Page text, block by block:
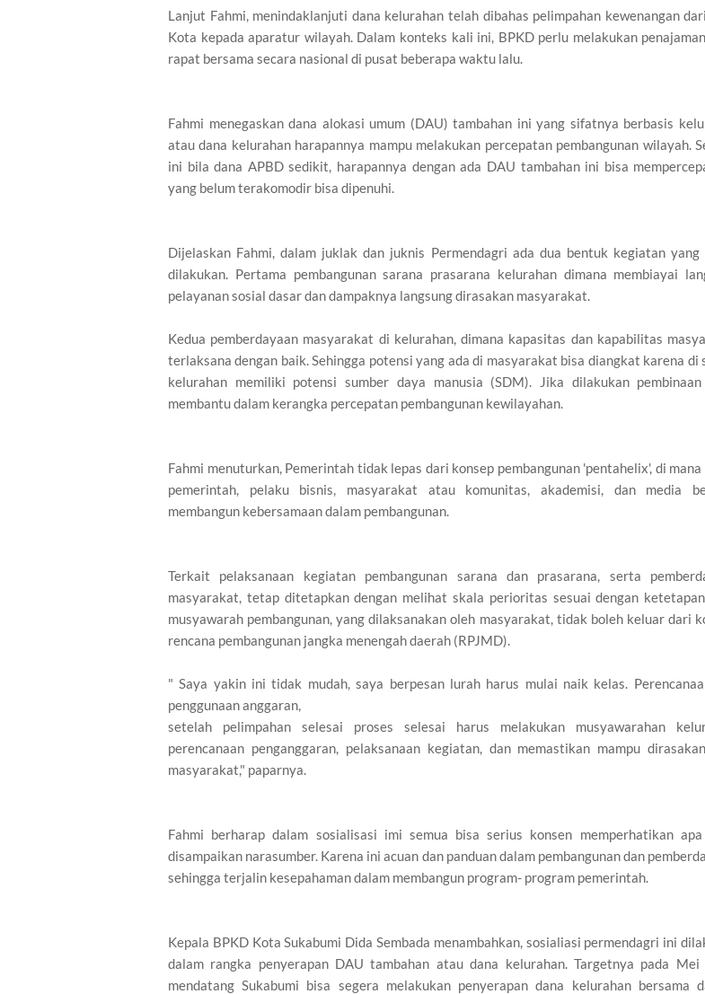
Lanjut Fahmi, menindaklanjuti dana kelurahan telah dibahas pelimpahan kewenangan
Kota kepada aparatur wilayah. Dalam konteks kali ini, BPKD perlu melakukan
rapat bersama secara nasional di pusat beberapa waktu lalu.
Fahmi menegaskan dana alokasi umum (DAU) tambahan ini yang sifatnya berbasis
atau dana kelurahan harapannya mampu melakukan percepatan pembangunan wilayah.
ini bila dana APBD sedikit, harapannya dengan ada DAU tambahan ini bisa
yang belum terakomodir bisa dipenuhi.
Dijelaskan Fahmi, dalam juklak dan juknis Permendagri ada dua bentuk kegiatan yang
dilakukan. Pertama pembangunan sarana prasarana kelurahan dimana membiayai
pelayanan sosial dasar dan dampaknya langsung dirasakan masyarakat.
Kedua pemberdayaan masyarakat di kelurahan, dimana kapasitas dan kapabilitas
terlaksana dengan baik. Sehingga potensi yang ada di masyarakat bisa diangkat karena di
kelurahan memiliki potensi sumber daya manusia (SDM). Jika dilakukan
membantu dalam kerangka percepatan pembangunan kewilayahan.
Fahmi menuturkan, Pemerintah tidak lepas dari konsep pembangunan 'pentahelix', di mana
pemerintah, pelaku bisnis, masyarakat atau komunitas, akademisi, dan media
membangun kebersamaan dalam pembangunan.
Terkait pelaksanaan kegiatan pembangunan sarana dan prasarana, serta
masyarakat, tetap ditetapkan dengan melihat skala perioritas sesuai dengan
musyawarah pembangunan, yang dilaksanakan oleh masyarakat, tidak boleh keluar dari
rencana pembangunan jangka menengah daerah (RPJMD).
" Saya yakin ini tidak mudah, saya berpesan lurah harus mulai naik kelas.
penggunaan anggaran,
setelah pelimpahan selesai proses selesai harus melakukan musyawarahan
perencanaan penganggaran, pelaksanaan kegiatan, dan memastikan mampu
masyarakat," paparnya.
Fahmi berharap dalam sosialisasi imi semua bisa serius konsen memperhatikan
disampaikan narasumber. Karena ini acuan dan panduan dalam pembangunan dan
sehingga terjalin kesepahaman dalam membangun program- program pemerintah.
Kepala BPKD Kota Sukabumi Dida Sembada menambahkan, sosialiasi permendagri ini
dalam rangka penyerapan DAU tambahan atau dana kelurahan. Targetnya pada
mendatang Sukabumi bisa segera melakukan penyerapan dana kelurahan bersama